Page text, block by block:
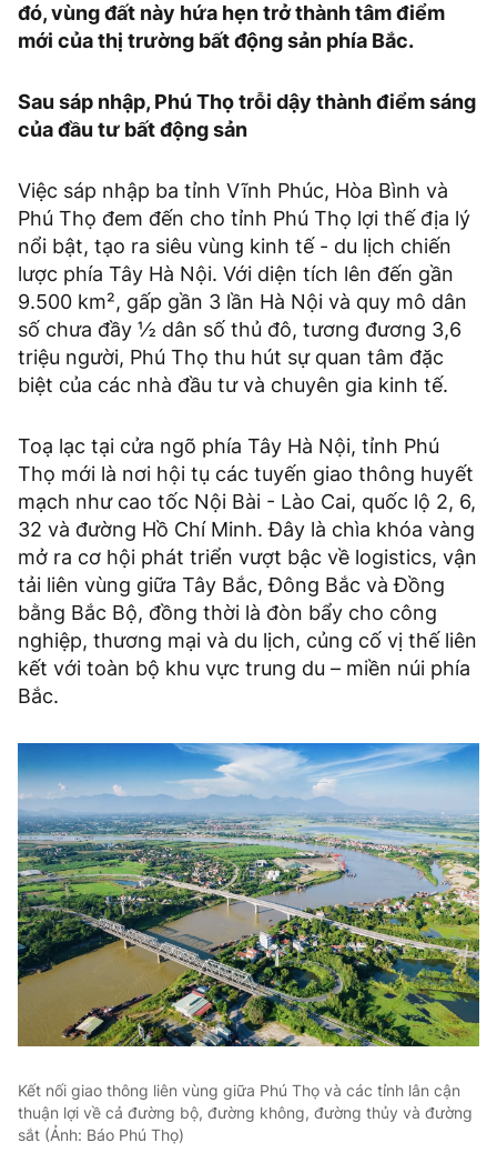
đó, vùng đất này hứa hẹn trở thành tâm điểm
mới của thị trường bất động sản phía Bắc.
Sau sáp nhập, Phú Thọ trỗi dậy thành điểm sáng
của đầu tư bất động sản
Việc sáp nhập ba tỉnh Vĩnh Phúc, Hòa Bình và
Phú Thọ đem đến cho tỉnh Phú Thọ lợi thế địa lý
nổi bật, tạo ra siêu vùng kinh tế - du lịch chiến
lược phía Tây Hà Nội. Với diện tích lên đến gần
9.500 km², gấp gần 3 lần Hà Nội và quy mô dân
số chưa đầy ½ dân số thủ đô, tương đương 3,6
triệu người, Phú Thọ thu hút sự quan tâm đặc
biệt của các nhà đầu tư và chuyên gia kinh tế.
Toạ lạc tại cửa ngõ phía Tây Hà Nội, tỉnh Phú
Thọ mới là nơi hội tụ các tuyến giao thông huyết
mạch như cao tốc Nội Bài - Lào Cai, quốc lộ 2, 6,
32 và đường Hồ Chí Minh. Đây là chìa khóa vàng
mở ra cơ hội phát triển vượt bậc về logistics, vận
tải liên vùng giữa Tây Bắc, Đông Bắc và Đồng
bằng Bắc Bộ, đồng thời là đòn bẩy cho công
nghiệp, thương mại và du lịch, củng cố vị thế liên
kết với toàn bộ khu vực trung du – miền núi phía
Bắc.
Kết nối giao thông liên vùng giữa Phú Thọ và các tỉnh lân cận
thuận lợi về cả đường bộ, đường không, đường thủy và đường
sắt (Ảnh: Báo Phú Thọ)